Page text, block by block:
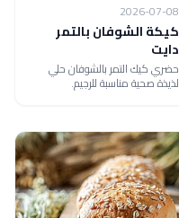
2026-07-08
كيكة الشوفان بالتمر
دايت
حضري كيك التمر بالشوفان حلي
لذيذة صحية مناسبة للرجيم.